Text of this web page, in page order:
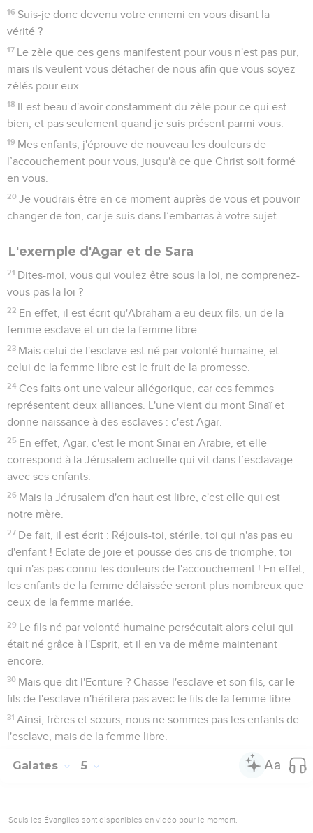
16 Suis-je donc devenu votre ennemi en vous disant la
vérité ?
17 Le zèle que ces gens manifestent pour vous n'est pas pur,
mais ils veulent vous détacher de nous afin que vous soyez
zélés pour eux.
18 Il est beau d'avoir constamment du zèle pour ce qui est
bien, et pas seulement quand je suis présent parmi vous.
19 Mes enfants, j'éprouve de nouveau les douleurs de
l’accouchement pour vous, jusqu'à ce que Christ soit formé
en vous.
20 Je voudrais être en ce moment auprès de vous et pouvoir
changer de ton, car je suis dans l’embarras à votre sujet.
L'exemple d'Agar et de Sara
21 Dites-moi, vous qui voulez être sous la loi, ne comprenez-
vous pas la loi ?
22 En effet, il est écrit qu'Abraham a eu deux fils, un de la
femme esclave et un de la femme libre.
23 Mais celui de l'esclave est né par volonté humaine, et
celui de la femme libre est le fruit de la promesse.
24 Ces faits ont une valeur allégorique, car ces femmes
représentent deux alliances. L'une vient du mont Sinaï et
donne naissance à des esclaves : c'est Agar.
25 En effet, Agar, c'est le mont Sinaï en Arabie, et elle
correspond à la Jérusalem actuelle qui vit dans l’esclavage
avec ses enfants.
26 Mais la Jérusalem d'en haut est libre, c'est elle qui est
notre mère.
27 De fait, il est écrit : Réjouis-toi, stérile, toi qui n'as pas eu
d'enfant ! Eclate de joie et pousse des cris de triomphe, toi
qui n'as pas connu les douleurs de l'accouchement ! En effet,
les enfants de la femme délaissée seront plus nombreux que
ceux de la femme mariée.
29 Le fils né par volonté humaine persécutait alors celui qui
était né grâce à l'Esprit, et il en va de même maintenant
encore.
30 Mais que dit l'Ecriture ? Chasse l'esclave et son fils, car le
fils de l'esclave n'héritera pas avec le fils de la femme libre.
31 Ainsi, frères et sœurs, nous ne sommes pas les enfants de
l'esclave, mais de la femme libre.
Galates 5
Seuls les Évangiles sont disponibles en vidéo pour le moment.